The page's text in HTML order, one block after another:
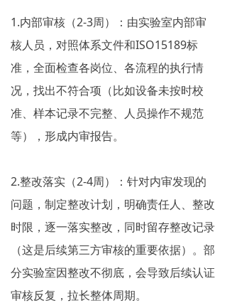
1.内部审核（2-3周）：由实验室内部审
核人员，对照体系文件和ISO15189标
准，全面检查各岗位、各流程的执行情
况，找出不符合项（比如设备未按时校
准、样本记录不完整、人员操作不规范
等），形成内审报告。
2.整改落实（2-4周）：针对内审发现的
问题，制定整改计划，明确责任人、整改
时限，逐一落实整改，同时留存整改记录
（这是后续第三方审核的重要依据）。部
分实验室因整改不彻底，会导致后续认证
审核反复，拉长整体周期。